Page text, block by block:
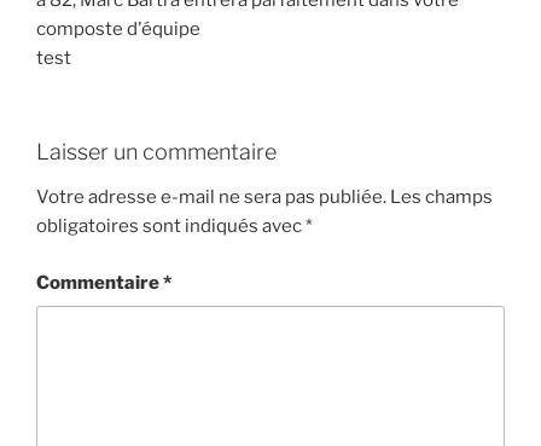
composte d'équipe
test
Laisser un commentaire
Votre adresse e-mail ne sera pas publiée. Les champs
obligatoires sont indiqués avec*
Commentaire*